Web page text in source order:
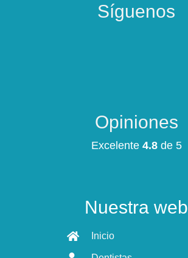
Síguenos
Opiniones
Excelente 4.8de 5
Nuestra web
Inicio